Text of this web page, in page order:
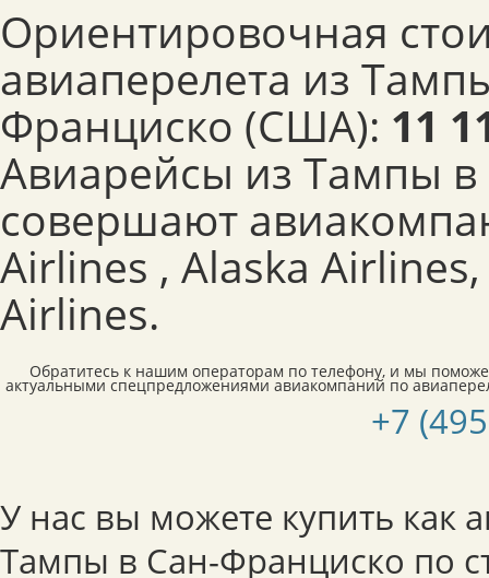
Ориентировочная
авиаперелета из
Франциско (США): 11
Авиарейсы из Тампы
совершают
Airlines , Alaska
Airlines.
Обратитесь к нашим операторам по телефону, и мы
актуальными спецпредложениями авиакомпаний по
+7
У нас вы можете купить как
Тампы в Сан-Франциско по